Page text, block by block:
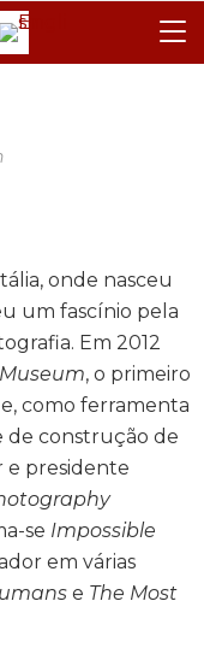
onde nasceu
um fascínio pela
Em 2012
, o primeiro
como ferramenta
de construção de
e presidente
se Impossible
em várias
e The Most